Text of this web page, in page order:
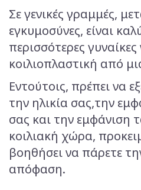
Σε γενικές γραμμές,
εγκυμοσύνες, είναι
περισσότερες
κοιλιοπλαστική από
Εντούτοις, πρέπει να
την ηλικία σας,την
σας και την εμφάνιση
κοιλιακή χώρα,
βοηθήσει να πάρετε
απόφαση.